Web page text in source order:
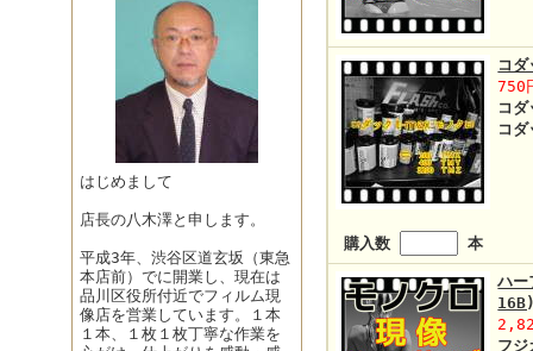
はじめまして
店長の八木澤と申します。
平成3年、渋谷区道玄坂（東急
本店前）でに開業し、現在は
品川区役所付近でフィルム現
像店を営業しています。１本
１本、１枚１枚丁寧な作業を
購入数 本
コ
750
コ
コ
ハー
フジ